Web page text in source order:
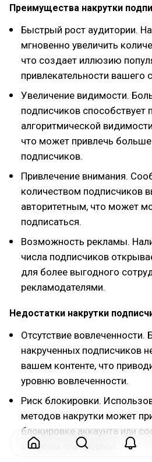
Преимущества накрутки
Быстрый рост аудитории.
мгновенно увеличить
что создает иллюзию
привлекательности вашего
Увеличение видимости.
подписчиков
алгоритмической
что может привлечь больше
подписчиков.
Привлечение внимания.
количеством подписчиков
авторитетным, что может
подписаться.
Возможность рекламы.
числа подписчиков
для более выгодного
рекламодателями.
Недостатки накрутки
Отсутствие вовлеченности.
накрученных подписчиков
вашем контенте, что
уровню вовлеченности.
Риск блокировки.
методов накрутки может
блокировке аккаунта или
стороны платформы.